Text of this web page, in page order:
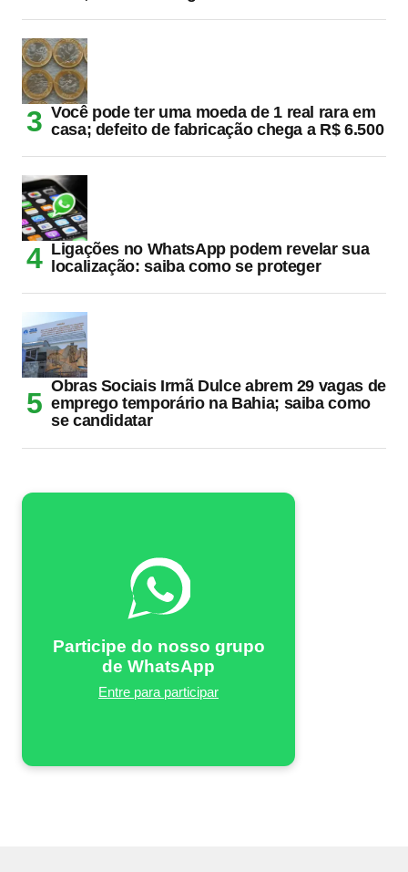
Você pode ter uma moeda de 1 real rara em
casa; defeito de fabricação chega a R$ 6.500
Ligações no WhatsApp podem revelar sua
localização: saiba como se proteger
Obras Sociais Irmã Dulce abrem 29 vagas de
emprego temporário na Bahia; saiba como
se candidatar
Participe do nosso grupo
de WhatsApp
Entre para participar